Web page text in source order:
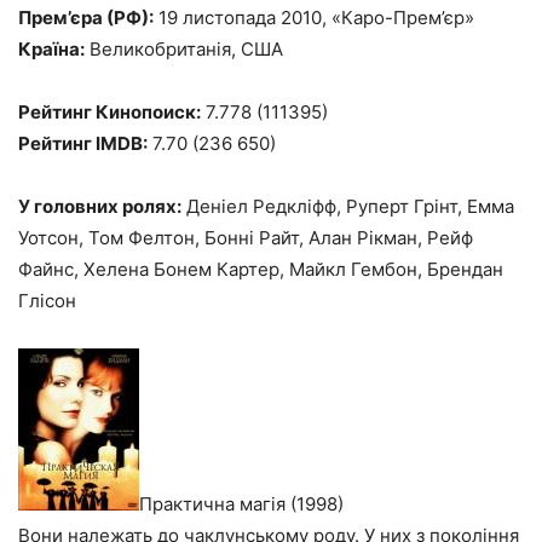
Прем’єра (РФ): 19 листопада 2010, «Каро-Прем’єр»
Країна: Великобританія, США
Рейтинг Кинопоиск: 7.778 (111395)
Рейтинг IMDB: 7.70 (236 650)
У головних ролях: Деніел Редкліфф, Руперт Грінт, Емма
Уотсон, Том Фелтон, Бонні Райт, Алан Рікман, Рейф
Файнс, Хелена Бонем Картер, Майкл Гембон, Брендан
Глісон
Практична магія (1998)
Вони належать до чаклунському роду. У них з покоління